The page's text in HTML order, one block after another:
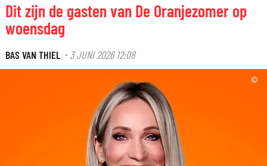
Dit zijn de gasten van De Oranjezomer op
woensdag
BAS VAN THIEL· 3 JUNI 2026 12:08
©